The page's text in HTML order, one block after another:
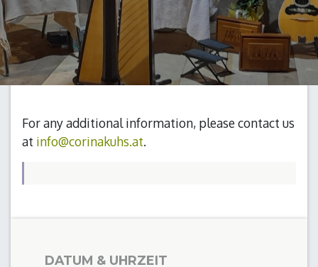
For any additional information, please contact us
at info@corinakuhs.at.
DATUM & UHRZEIT